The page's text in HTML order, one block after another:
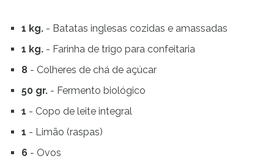
1 kg. - Batatas inglesas cozidas e amassadas
1 kg. - Farinha de trigo para confeitaria
8 - Colheres de chá de açúcar
50 gr. - Fermento biológico
1 - Copo de leite integral
1 - Limão (raspas)
6 - Ovos